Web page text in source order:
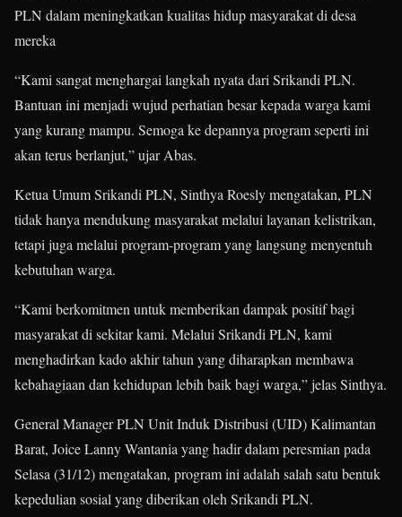
PLN dalam meningkatkan kualitas hidup masyarakat di desa
mereka
“Kami sangat menghargai langkah nyata dari Srikandi PLN.
Bantuan ini menjadi wujud perhatian besar kepada warga kami
yang kurang mampu. Semoga ke depannya program seperti ini
akan terus berlanjut,” ujar Abas.
Ketua Umum Srikandi PLN, Sinthya Roesly mengatakan, PLN
tidak hanya mendukung masyarakat melalui layanan kelistrikan,
tetapi juga melalui program-program yang langsung menyentuh
kebutuhan warga.
“Kami berkomitmen untuk memberikan dampak positif bagi
masyarakat di sekitar kami. Melalui Srikandi PLN, kami
menghadirkan kado akhir tahun yang diharapkan membawa
kebahagiaan dan kehidupan lebih baik bagi warga,” jelas Sinthya.
General Manager PLN Unit Induk Distribusi (UID) Kalimantan
Barat, Joice Lanny Wantania yang hadir dalam peresmian pada
Selasa (31/12) mengatakan, program ini adalah salah satu bentuk
kepedulian sosial yang diberikan oleh Srikandi PLN.